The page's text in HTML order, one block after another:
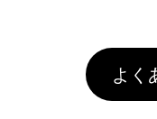
頂いても
クにカ
害な性質
お手数
してい
通常注文
引」な
場合は
い。
よく